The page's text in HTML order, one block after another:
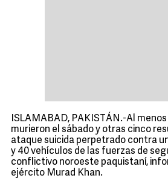
ISLAMABAD, PAKISTÁN.-Al
murieron el sábado y otras cinco
ataque suicida perpetrado contra
y 40 vehículos de las fuerzas de
conflictivo noroeste paquistaní,
ejército Murad Khan.